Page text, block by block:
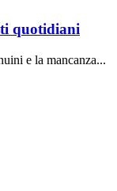
quotidiani
e la mancanza...